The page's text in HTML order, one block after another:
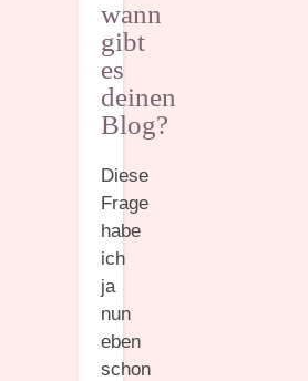
wann
gibt
es
deinen
Blog?
Diese
Frage
habe
ich
ja
nun
eben
schon